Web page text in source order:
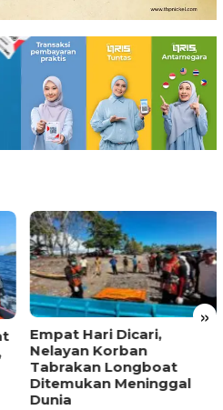
»
Empat Hari Dicari,
Nelayan Korban
Tabrakan Longboat
Ditemukan Meninggal
Dunia